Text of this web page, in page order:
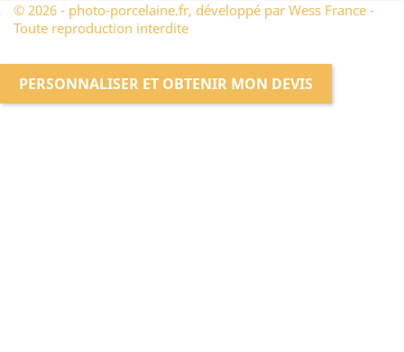
© 2026 - photo-porcelaine.fr, développé par Wess France -
Toute reproduction interdite
PERSONNALISER ET OBTENIR MON DEVIS